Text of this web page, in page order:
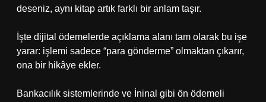
deseniz, aynı kitap artık farklı bir anlam taşır.
İşte dijital ödemelerde açıklama alanı tam olarak bu işe
yarar: işlemi sadece “para gönderme” olmaktan çıkarır,
ona bir hikâye ekler.
Bankacılık sistemlerinde ve İninal gibi ön ödemeli